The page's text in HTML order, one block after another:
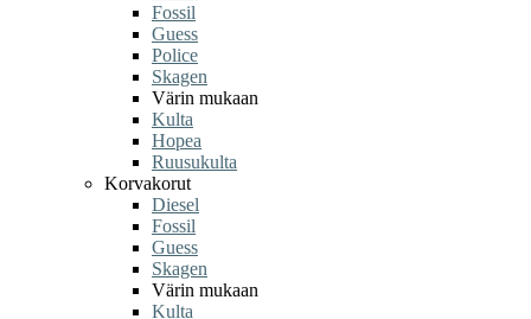
Fossil
Guess
Police
Skagen
Värin mukaan
Kulta
Hopea
Ruusukulta
Korvakorut
Diesel
Fossil
Guess
Skagen
Värin mukaan
Kulta